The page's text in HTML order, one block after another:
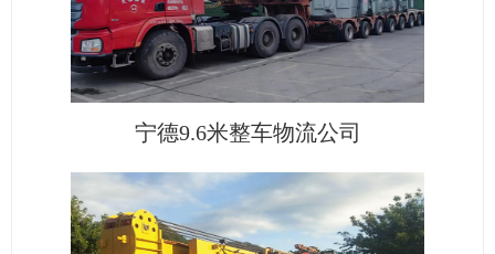
宁德9.6米整车物流公司